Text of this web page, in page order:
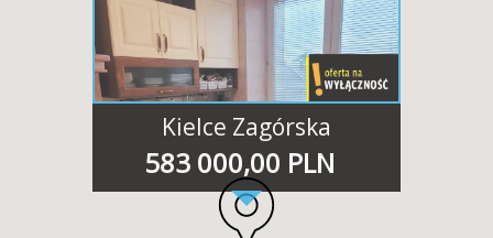
Kielce Zagórska
583 000,00 PLN